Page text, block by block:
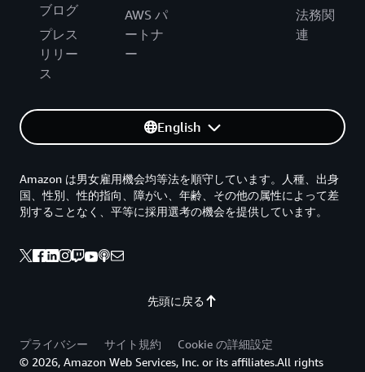
ブログ
プレス
リリー
ス
AWS パ
ートナ
ー
法務関
連
English
先頭に戻る
Amazon は男女雇用機会均等法を順守しています。人種、出身
国、性別、性的指向、障がい、年齢、その他の属性によって差
別することなく、平等に採用選考の機会を提供しています。
プライバシー サイト規約
Cookie の詳細設定
© 2026, Amazon Web Services, Inc. or its affiliates.All rights